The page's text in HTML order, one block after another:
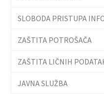
SLOBODA PRISTUPA
ZAŠTITA POTROŠAČA
ZAŠTITA LIČNIH
JAVNA SLUŽBA